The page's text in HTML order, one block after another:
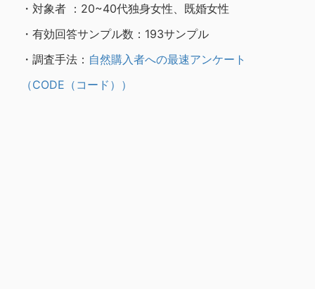
・対象者 ：20~40代独身女性、既婚女性
・有効回答サンプル数：193サンプル
・調査手法： 自然購入者への最速アンケート
（CODE（コード））